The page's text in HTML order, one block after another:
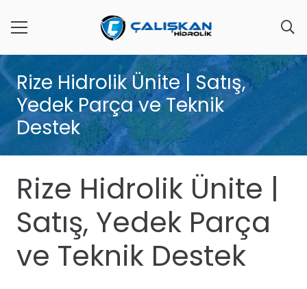
Rize Hidrolik Ünite | Satış,
Yedek Parça ve Teknik
Destek
Rize Hidrolik Ünite |
Satış, Yedek Parça
ve Teknik Destek